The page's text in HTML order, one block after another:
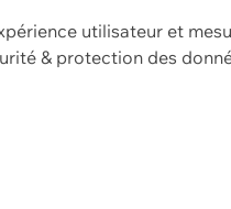
utilisateur et
& protection des